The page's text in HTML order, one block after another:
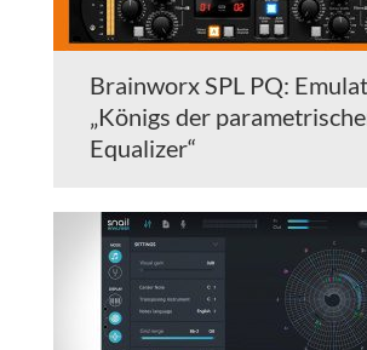
Brainworx SPL PQ:
„Königs der
Equalizer“